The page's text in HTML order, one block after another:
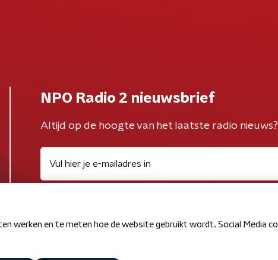
NPO Radio 2 nieuwsbrief
Altijd op de hoogte van het laatste radio nieuws?